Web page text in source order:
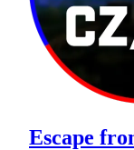
Escape